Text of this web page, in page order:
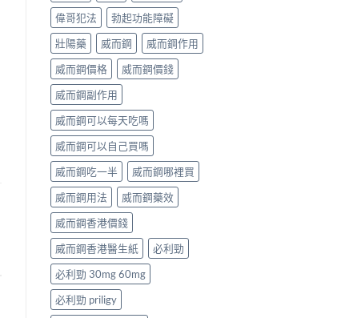
偉哥犯法
勃起功能障礙
壯陽藥
威而鋼
威而鋼作用
威而鋼價格
威而鋼價錢
威而鋼副作用
威而鋼可以每天吃嗎
威而鋼可以自己買嗎
威而鋼吃一半
威而鋼哪裡買
威而鋼用法
威而鋼藥效
威而鋼香港價錢
威而鋼香港醫生紙
必利勁
必利勁 30mg 60mg
必利勁 priligy